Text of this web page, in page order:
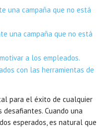
una campaña que no está
una campaña que no está
a los empleados.
con las herramientas de
para el éxito de cualquier
Cuando una
esperados, es natural que